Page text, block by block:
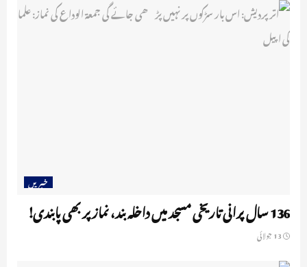
خبریں
136 سال پرانی تاریخی مسجد میں داخلہ بند، نماز پر بھی پابندی!